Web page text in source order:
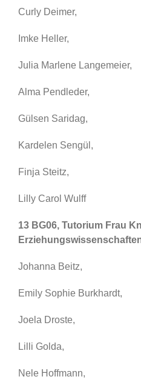
Curly Deimer,
Imke Heller,
Julia Marlene Langemeier,
Alma Pendleder,
Gülsen Saridag,
Kardelen Sengül,
Finja Steitz,
Lilly Carol Wulff
13 BG06, Tutorium Frau
Johanna Beitz,
Emily Sophie Burkhardt,
Joela Droste,
Lilli Golda,
Nele Hoffmann,